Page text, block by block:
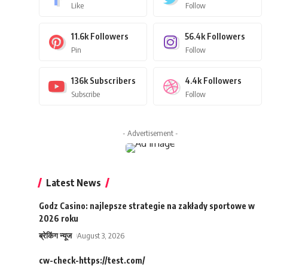
Like Follow
11.6k Followers
Pin
56.4k Followers
Follow
136k Subscribers
Subscribe
4.4k Followers
Follow
- Advertisement -
Latest News
Godz Casino: najlepsze strategie na zakłady sportowe w
2026 roku
ब्रेकिंग न्यूज August 3, 2026
cw-check-https://test.com/